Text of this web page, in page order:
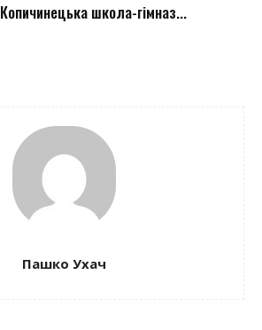
Копичинецька школа-гімназ...
Пашко Ухач